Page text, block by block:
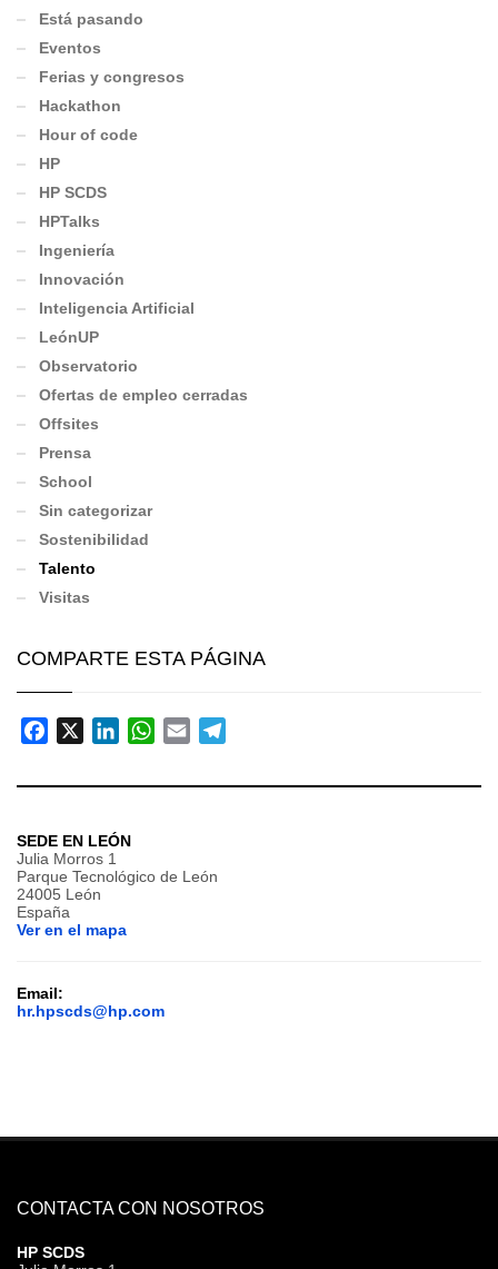
Está pasando
Eventos
Ferias y congresos
Hackathon
Hour of code
HP
HP SCDS
HPTalks
Ingeniería
Innovación
Inteligencia Artificial
LeónUP
Observatorio
Ofertas de empleo cerradas
Offsites
Prensa
School
Sin categorizar
Sostenibilidad
Talento
Visitas
COMPARTE ESTA PÁGINA
FacebookLinkedInWhatsApp
Email
SEDE EN LEÓN
Julia Morros 1
Parque Tecnológico de León
24005 León
España
Ver en el mapa
Email:
hr.hpscds@hp.com
CONTACTA CON NOSOTROS
HP SCDS